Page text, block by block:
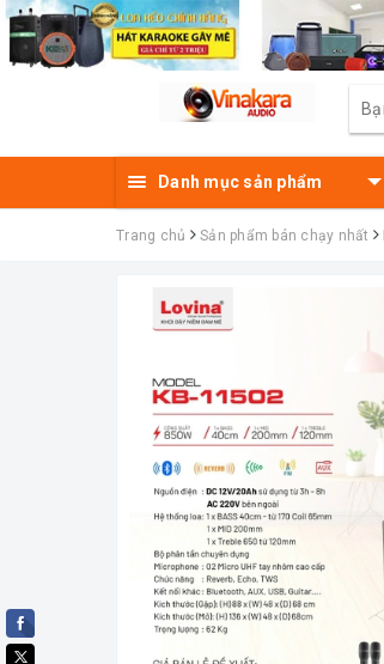
Danh mục sản phẩm
Trang chủ Sản phẩm bán chạy nhất